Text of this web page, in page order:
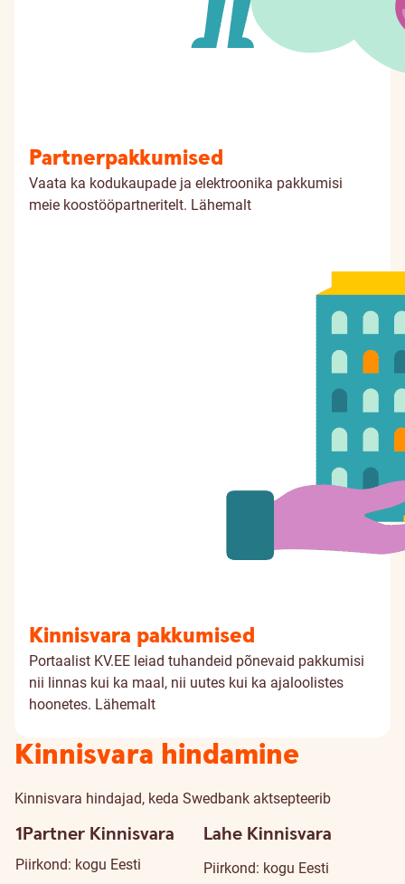
Partnerpakkumised
Vaata ka kodukaupade ja elektroonika pakkumisi
meie koostööpartneritelt. Lähemalt
Kinnisvara pakkumised
Portaalist KV.EE leiad tuhandeid põnevaid pakkumisi
nii linnas kui ka maal, nii uutes kui ka ajaloolistes
hoonetes. Lähemalt
Kinnisvara hindamine
Kinnisvara hindajad, keda Swedbank aktsepteerib
1Partner Kinnisvara
Piirkond: kogu Eesti
Lahe Kinnisvara
Piirkond: kogu Eesti